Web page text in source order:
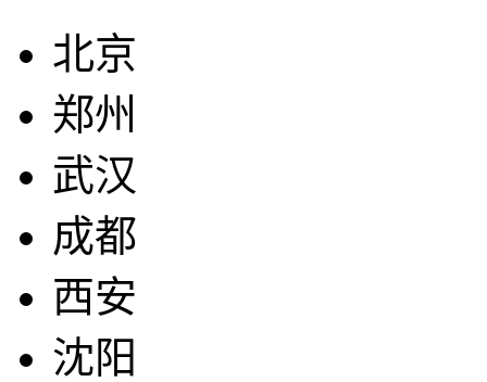
北京
郑州
武汉
成都
西安
沈阳